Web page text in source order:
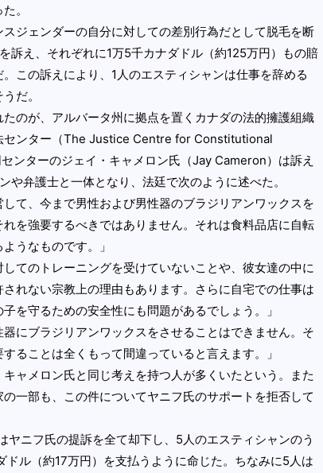
。
ジェンダーの自分に対しての差別行為だとして脱毛を断
訴え、それぞれに1万5千カナダドル（約125万円）もの賠
この訴えにより、1人のエスティシャンは仕事を辞める
だ。
のが、アルバータ州に拠点を置くカナダの法的擁護組織
センター（The Justice Centre for Constitutional
ンターのジェイ・キャメロン氏（Jay Cameron）は訴え
や弁護士と一体となり、法廷で次のように述べた。
して、今まで男性および男性器のブラジリアンワックスを
を強要するべきではありません。それは食料品店に自転
うなものです。」
してのトレーニングを受けていないことや、彼女達の中に
れない宗教上の理由もあります。さらに自宅での仕事は
を守るための安全性にも問題があるでしょう。」
器にブラジリアンワックスをさせることはできません。そ
ることは全くもって間違っていると言えます。」
ャメロン氏と同じ考えを持つ人が多くいたという。また
の一部も、この件についてヤニフ氏のサポートを拒否して
ヤニフ氏の提訴を全て却下し、5人のエスティシャンのう
ドル（約17万円）を支払うように命じた。ちなみに5人は